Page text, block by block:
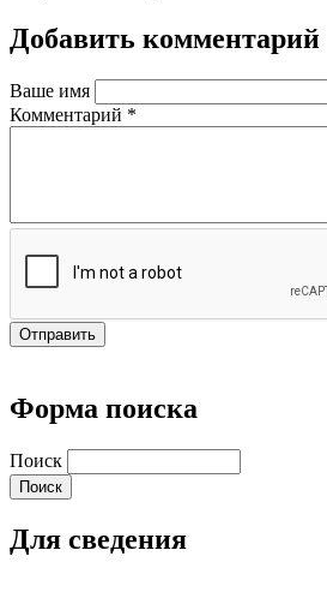
Добавить комментарий
Ваше имя
Комментарий *
Форма поиска
Поиск
Для сведения